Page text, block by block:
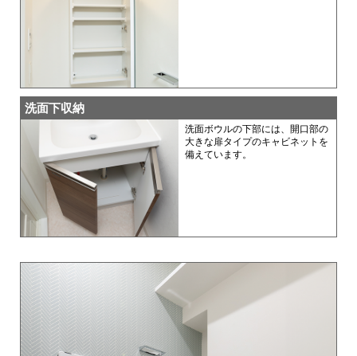
洗面下収納
洗面ボウルの下部には、開口部の
大きな扉タイプのキャビネットを
備えています。